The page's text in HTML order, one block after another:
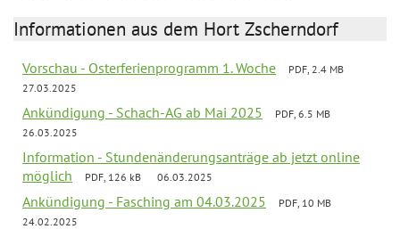
Informationen aus dem Hort Zscherndorf
Vorschau - Osterferienprogramm 1. Woche
PDF, 2.4 MB
27.03.2025
Ankündigung - Schach-AG ab Mai 2025
PDF, 6.5 MB
26.03.2025
Information - Stundenänderungsanträge ab jetzt online
möglich
PDF, 126 kB 06.03.2025
Ankündigung - Fasching am 04.03.2025
PDF, 10 MB
24.02.2025